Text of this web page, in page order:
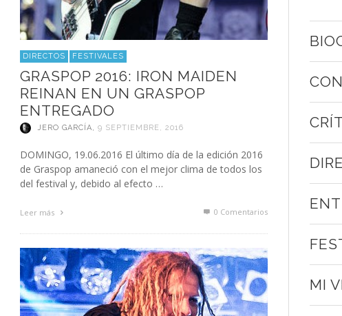
DIRECTOS FESTIVALES
GRASPOP 2016: IRON MAIDEN
REINAN EN UN GRASPOP
ENTREGADO
JERO GARCÍA, 9 SEPTIEMBRE, 2016
DOMINGO, 19.06.2016 El último día de la edición 2016
de Graspop amaneció con el mejor clima de todos los
del festival y, debido al efecto …
Leer más 0 Comentarios
MI